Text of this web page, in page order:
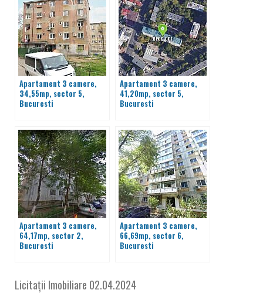
Apartament 3 camere,
34,55mp, sector 5,
Bucuresti
Apartament 3 camere,
41,20mp, sector 5,
Bucuresti
Apartament 3 camere,
64,17mp, sector 2,
Bucuresti
Apartament 3 camere,
66,69mp, sector 6,
Bucuresti
Licitații Imobiliare 02.04.2024